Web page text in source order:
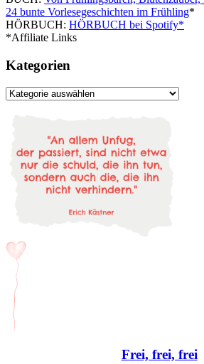
24 bunte Vorlesegeschichten im Frühling*
HÖRBUCH: HÖRBUCH bei Spotify*
*Affiliate Links
Kategorien
Kategorien
Frei, frei, frei